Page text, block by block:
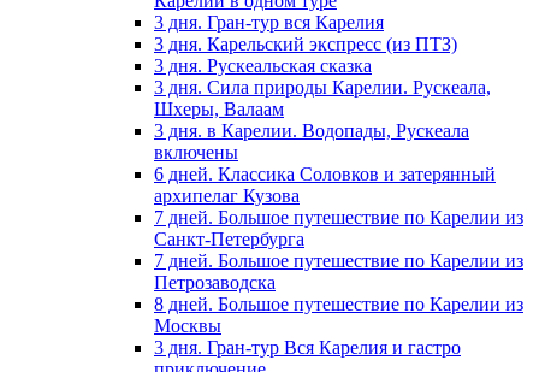
3 дня. Гран-тур вся Карелия
3 дня. Карельский экспресс (из ПТЗ)
3 дня. Рускеальская сказка
3 дня. Сила природы Карелии. Рускеала,
Шхеры, Валаам
3 дня. в Карелии. Водопады, Рускеала
включены
6 дней. Классика Соловков и затерянный
архипелаг Кузова
7 дней. Большое путешествие по Карелии из
Санкт-Петербурга
7 дней. Большое путешествие по Карелии из
Петрозаводска
8 дней. Большое путешествие по Карелии из
Москвы
3 дня. Гран-тур Вся Карелия и гастро